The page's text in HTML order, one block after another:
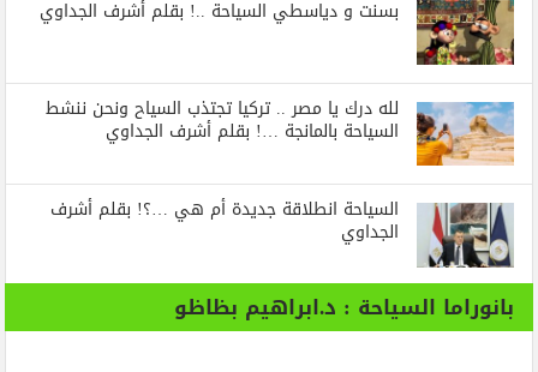
بسنت و دياسطي السياحة ..! بقلم أشرف الجداوي
لله درك يا مصر .. تركيا تجتذب السياح ونحن ننشط
السياحة بالمانجة …! بقلم أشرف الجداوي
السياحة انطلاقة جديدة أم هي …؟! بقلم أشرف
الجداوي
بانوراما السياحة : د.ابراهيم بظاظو